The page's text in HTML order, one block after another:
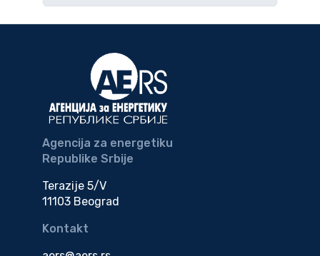
Agencija za energetiku
Republike Srbije
Terazije 5/V
11103 Beograd
Kontakt